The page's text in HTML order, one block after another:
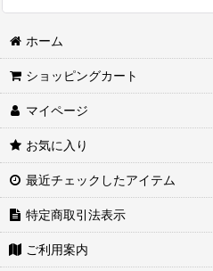
ホーム
ショッピングカート
マイページ
お気に入り
最近チェックしたアイテム
特定商取引法表示
ご利用案内